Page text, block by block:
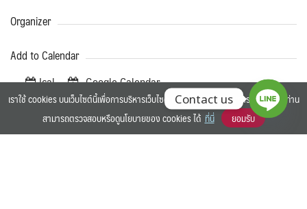
Organizer
Add to Calendar
Ical Google Calendar
Share our event
เราใช้ cookies บนเว็บไซต์นี้เพื่อการบริหารเว็บไซต์ และเพิ่มประสิทธิภาพการใช้งานของท่าน
สามารถตรวจสอบหรือดูนโยบายของ cookies ได้ ที่นี่ ยอมรับ
Contact us